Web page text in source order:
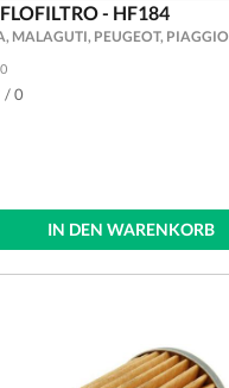
- HF184
MALAGUTI, PEUGEOT, PIAGGIO
/ 0
IN DEN WARENKORB